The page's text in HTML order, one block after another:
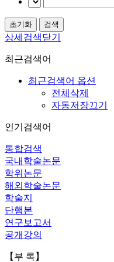
상세검색닫기
최근검색어
최근검색어 옵션
전체삭제
자동저장끄기
인기검색어
통합검색
국내학술논문
학위논문
해외학술논문
학술지
단행본
연구보고서
공개강의
【부 록】